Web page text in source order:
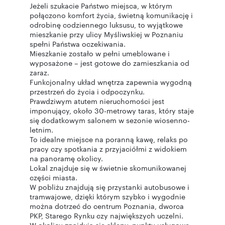
Jeżeli szukacie Państwo miejsca, w którym
połączono komfort życia, świetną komunikację i
odrobinę codziennego luksusu, to wyjątkowe
mieszkanie przy ulicy Myśliwskiej w Poznaniu
spełni Państwa oczekiwania.
Mieszkanie zostało w pełni umeblowane i
wyposażone – jest gotowe do zamieszkania od
zaraz.
Funkcjonalny układ wnętrza zapewnia wygodną
przestrzeń do życia i odpoczynku.
Prawdziwym atutem nieruchomości jest
imponujący, około 30-metrowy taras, który staje
się dodatkowym salonem w sezonie wiosenno-
letnim.
To idealne miejsce na poranną kawę, relaks po
pracy czy spotkania z przyjaciółmi z widokiem
na panoramę okolicy.
Lokal znajduje się w świetnie skomunikowanej
części miasta.
W pobliżu znajdują się przystanki autobusowe i
tramwajowe, dzięki którym szybko i wygodnie
można dotrzeć do centrum Poznania, dworca
PKP, Starego Rynku czy największych uczelni.